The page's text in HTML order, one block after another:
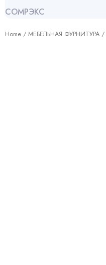
СОМРЭКС
Home / МЕБЕЛЬНАЯ ФУРНИТУРА /